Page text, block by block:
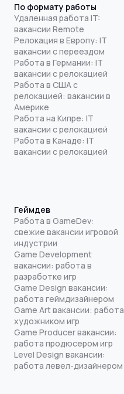
По формату работы
Удаленная работа IT:
вакансии Remote
Релокация в Европу: IT
вакансии с переездом
Работа в Германии: IT
вакансии с релокацией
Работа в США с
релокацией: вакансии в
Америке
Работа на Кипре: IT
вакансии с релокацией
Работа в Канаде: IT
вакансии с релокацией
Геймдев
Работа в GameDev:
свежие вакансии игровой
индустрии
Game Development
вакансии: работа в
разработке игр
Game Design вакансии:
работа геймдизайнером
Game Art вакансии: работа
художником игр
Game Producer вакансии:
работа продюсером игр
Level Design вакансии:
работа левел-дизайнером